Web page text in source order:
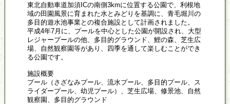
東北自動車道加須ICの南側3kmに位置する公園で、利根地
域の田園風景に育まれた水とみどりを基調に、青毛堀川の
多目的遊水池事業との複合施設として計画されました。
平成4年7月に、プールを中心とした公園が開設され、大型
レジャープールの他、多目的グラウンド、鯉の森、芝生広
場、自然観察園等があり、四季を通して楽しむことができ
る公園です。
施設概要
プール（さざなみプール、流水プール、多目的プール、ス
ライダープール、幼児プール）、芝生広場、修景池、自然
観察園、多目的グラウンド